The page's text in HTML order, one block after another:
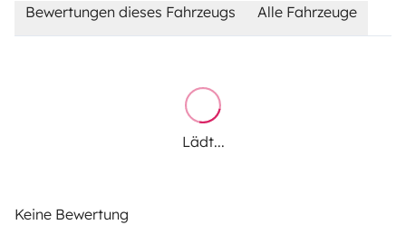
Bewertungen dieses Fahrzeugs Alle Fahrzeuge
Lädt...
Keine Bewertung